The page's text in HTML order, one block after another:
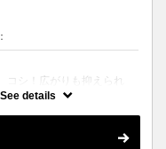
コシ！広がりも抑えられ
だ髪も、鮮やかなハイトー
See details